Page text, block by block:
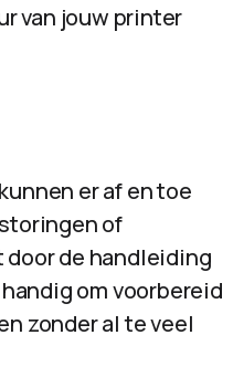
van jouw printer
er af en toe
of
de handleiding
om voorbereid
zonder al te veel